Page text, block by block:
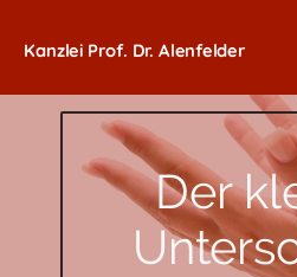
Kanzlei Prof. Dr. Alenfelder
Der